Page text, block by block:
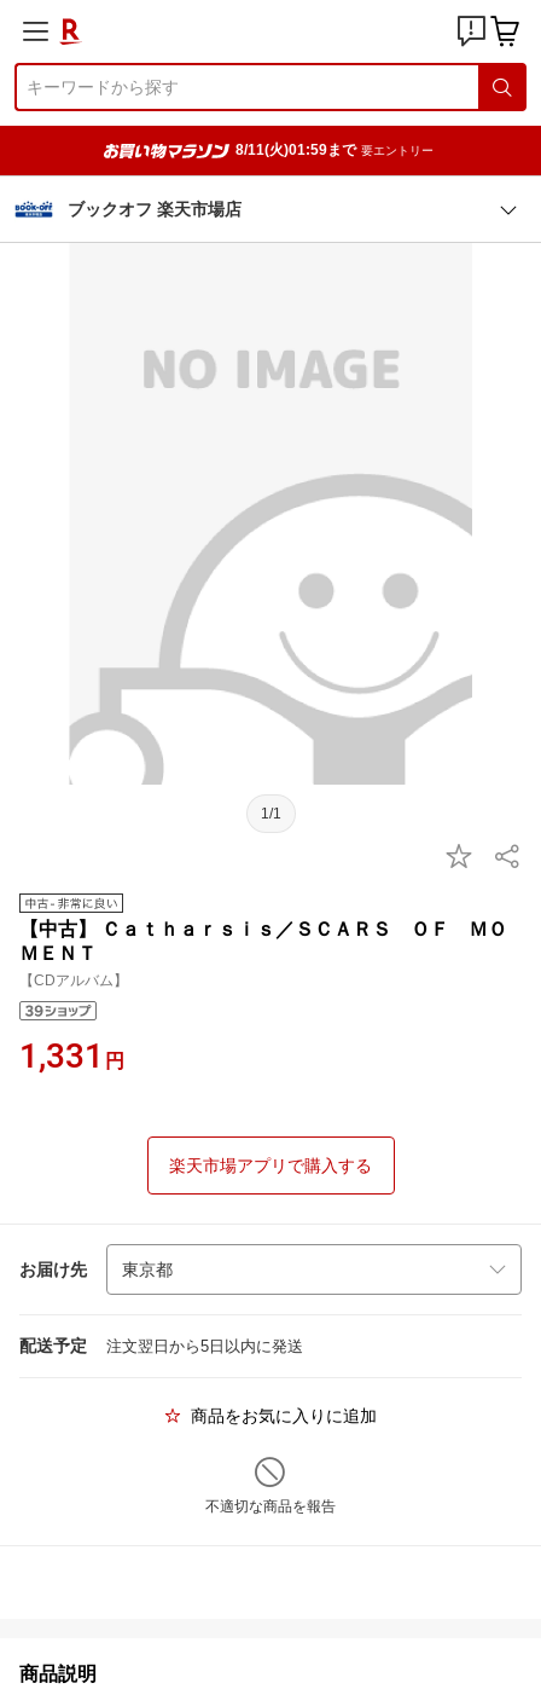
8/11(火)01:59まで 要エントリー
ブックオフ 楽天市場店
1/1
【中古】 Ｃａｔｈａｒｓｉｓ／ＳＣＡＲＳ ＯＦ ＭＯ
ＭＥＮＴ
【CDアルバム】
1,331 円
楽天市場アプリで購入する
お届け先
配送予定 注文翌日から5日以内に発送
商品をお気に入りに追加
不適切な商品を報告
商品説明